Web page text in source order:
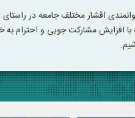
اقشار مختلف جامعه در
افزایش مشارکت جویی و احترام به